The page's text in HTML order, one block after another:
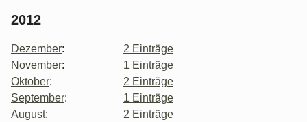
2012
Dezember:
2 Einträge
November:
1 Einträge
Oktober:
2 Einträge
September:
1 Einträge
August:
2 Einträge